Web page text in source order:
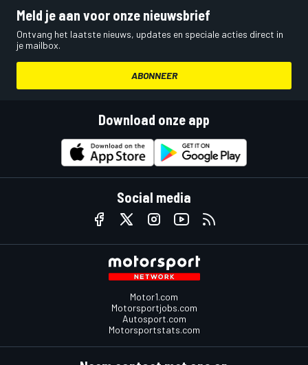
Meld je aan voor onze nieuwsbrief
Ontvang het laatste nieuws, updates en speciale acties direct in
je mailbox.
ABONNEER
Download onze app
Social media
Motor1.com
Motorsportjobs.com
Autosport.com
Motorsportstats.com